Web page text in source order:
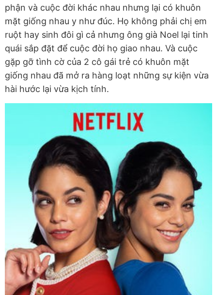
phận và cuộc đời khác nhau nhưng lại có khuôn
mặt giống nhau y như đúc. Họ không phải chị em
ruột hay sinh đôi gì cả nhưng ông già Noel lại tinh
quái sắp đặt để cuộc đời họ giao nhau. Và cuộc
gặp gỡ tình cờ của 2 cô gái trẻ có khuôn mặt
giống nhau đã mở ra hàng loạt những sự kiện vừa
hài hước lại vừa kịch tính.